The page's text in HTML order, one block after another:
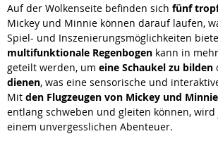
Auf der Wolkenseite befinden sich fünf
Mickey und Minnie können darauf laufen,
Spiel- und Inszenierungsmöglichkeiten
multifunktionale Regenbogen kann in
geteilt werden, um eine Schaukel zu bilden
dienen, was eine sensorische und
Mit den Flugzeugen von Mickey und Minnie
entlang schweben und gleiten können,
einem unvergesslichen Abenteuer.